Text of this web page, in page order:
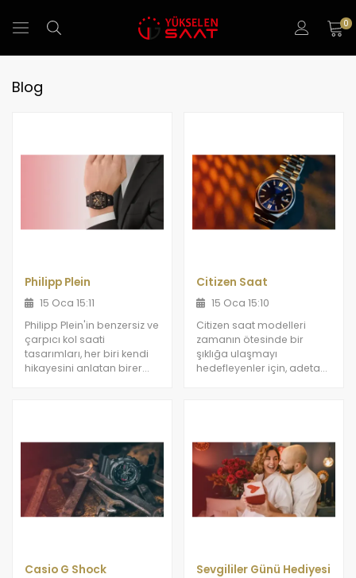
0
Blog
Philipp Plein
15 Oca 15:11
Philipp Plein'in benzersiz ve
çarpıcı kol saati
tasarımları, her biri kendi
hikayesini anlatan birer
Citizen Saat
15 Oca 15:10
Citizen saat modelleri
zamanın ötesinde bir
şıklığa ulaşmayı
hedefleyenler için, adeta
Casio G Shock Sevgililer Günü Hediyesi